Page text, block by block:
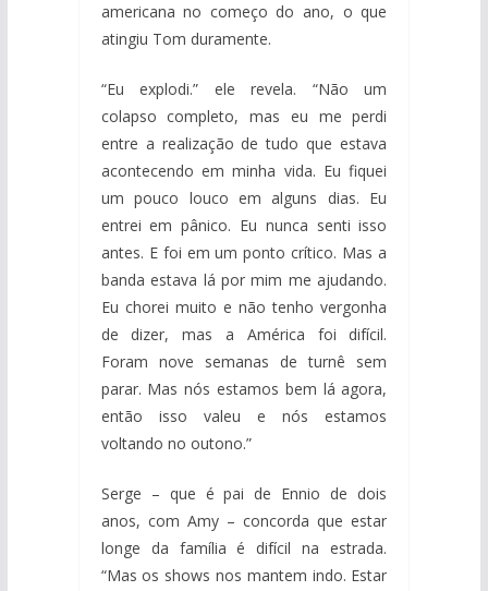
americana no começo do ano, o que
atingiu Tom duramente.
“Eu explodi.” ele revela. “Não um
colapso completo, mas eu me perdi
entre a realização de tudo que estava
acontecendo em minha vida. Eu fiquei
um pouco louco em alguns dias. Eu
entrei em pânico. Eu nunca senti isso
antes. E foi em um ponto crítico. Mas a
banda estava lá por mim me ajudando.
Eu chorei muito e não tenho vergonha
de dizer, mas a América foi difícil.
Foram nove semanas de turnê sem
parar. Mas nós estamos bem lá agora,
então isso valeu e nós estamos
voltando no outono.”
Serge – que é pai de Ennio de dois
anos, com Amy – concorda que estar
longe da família é difícil na estrada.
“Mas os shows nos mantem indo. Estar